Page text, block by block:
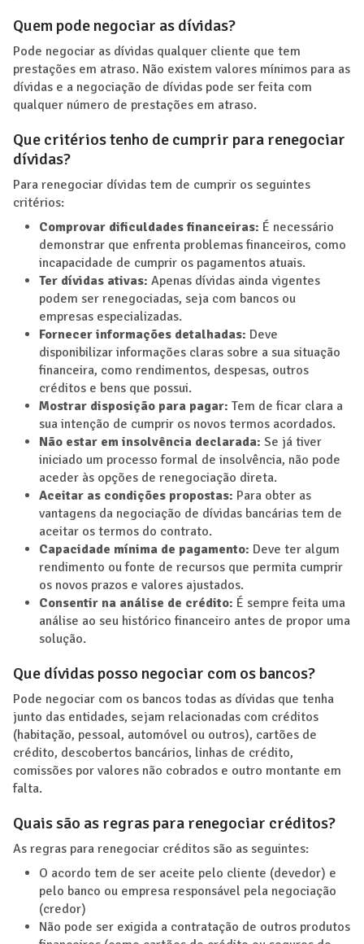
Quem pode negociar as dívidas?
Pode negociar as dívidas qualquer cliente que tem
prestações em atraso. Não existem valores mínimos para as
dívidas e a negociação de dívidas pode ser feita com
qualquer número de prestações em atraso.
Que critérios tenho de cumprir para renegociar
dívidas?
Para renegociar dívidas tem de cumprir os seguintes
critérios:
Comprovar dificuldades financeiras: É necessário
demonstrar que enfrenta problemas financeiros, como
incapacidade de cumprir os pagamentos atuais.
Ter dívidas ativas: Apenas dívidas ainda vigentes
podem ser renegociadas, seja com bancos ou
empresas especializadas.
Fornecer informações detalhadas: Deve
disponibilizar informações claras sobre a sua situação
financeira, como rendimentos, despesas, outros
créditos e bens que possui.
Mostrar disposição para pagar: Tem de ficar clara a
sua intenção de cumprir os novos termos acordados.
Não estar em insolvência declarada: Se já tiver
iniciado um processo formal de insolvência, não pode
aceder às opções de renegociação direta.
Aceitar as condições propostas: Para obter as
vantagens da negociação de dívidas bancárias tem de
aceitar os termos do contrato.
Capacidade mínima de pagamento: Deve ter algum
rendimento ou fonte de recursos que permita cumprir
os novos prazos e valores ajustados.
Consentir na análise de crédito: É sempre feita uma
análise ao seu histórico financeiro antes de propor uma
solução.
Que dívidas posso negociar com os bancos?
Pode negociar com os bancos todas as dívidas que tenha
junto das entidades, sejam relacionadas com créditos
(habitação, pessoal, automóvel ou outros), cartões de
crédito, descobertos bancários, linhas de crédito,
comissões por valores não cobrados e outro montante em
falta.
Quais são as regras para renegociar créditos?
As regras para renegociar créditos são as seguintes:
O acordo tem de ser aceite pelo cliente (devedor) e
pelo banco ou empresa responsável pela negociação
(credor)
Não pode ser exigida a contratação de outros produtos